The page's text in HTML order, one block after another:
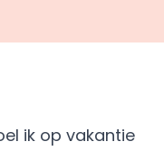
ik op vakantie